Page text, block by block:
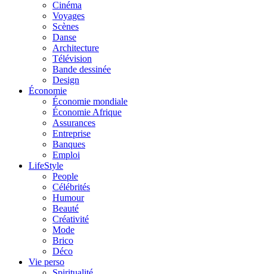
Cinéma
Voyages
Scènes
Danse
Architecture
Télévision
Bande dessinée
Design
Économie
Économie mondiale
Économie Afrique
Assurances
Entreprise
Banques
Emploi
LifeStyle
People
Célébrités
Humour
Beauté
Créativité
Mode
Brico
Déco
Vie perso